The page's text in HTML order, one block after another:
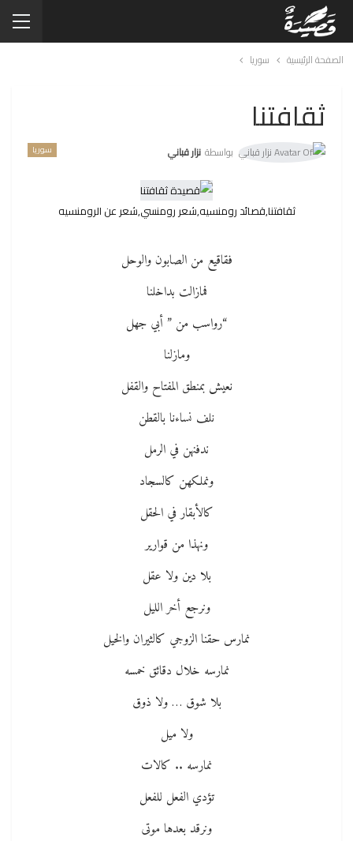
الصفحة الرئيسية سوريا
ثقافتنا
سوريا بواسطة نزار قباني
ثقافتنا,قصائد رومنسيه,شعر رومنسي,شعر عن الرومنسيه
فقاقيع من الصابون والوحل
فمازالت بداخلنا
“رواسب من ” أبي جهل
ومازلنا
نعيش بمنطق المفتاح والقفل
نلف نساءنا بالقطن
ندفنهن في الرمل
ونملكهن كالسجاد
كالأبقار في الحقل
ونهذا من قوارير
بلا دين ولا عقل
ونرجع أخر الليل
نمارس حقنا الزوجي كالثيران والخيل
نمارسه خلال دقائق خمسه
بلا شوق … ولا ذوق
ولا ميل
نمارسه .. كالات
تؤدي الفعل للفعل
ونرقد بعدها موتى